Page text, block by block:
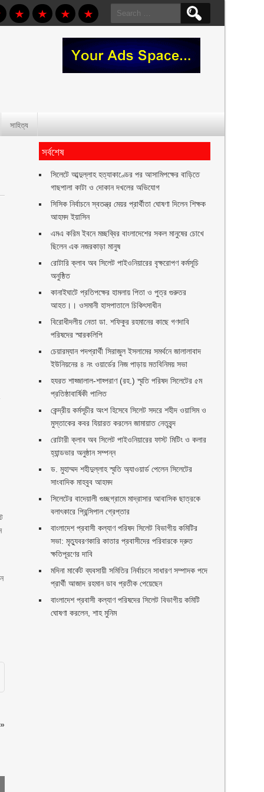
Search
for:
সাহিত্য
সর্বশেষ
সিলেটে আব্দুল্লাহ হত্যাকাণ্ডের পর আসামিপক্ষের বাড়িতে
গাছপালা কাটা ও দোকান দখলের অভিযোগ
সিসিক নির্বাচনে স্বতন্ত্র মেয়র প্রার্থীতা ঘোষণা দিলেন শিক্ষক
আহমদ ইয়াসিন
এমএ করিম ইবনে মচ্ছব্বির বাংলাদেশের সকল মানুষের চোখে
ছিলেন এক নজরকাড়া মানুষ ‎
রোটারি ক্লাব অব সিলেট পাইওনিয়ারের বৃক্ষরোপণ কর্মসূচি
অনুষ্ঠিত
কানাইঘাটে প্রতিপক্ষের হামলায় পিতা ও পুত্র গুরুতর
আহত।। ওসমানী হাসপাতালে চিকিৎসাধীন
বিরোধীদলীয় নেতা ডা. শফিকুর রহমানের কাছে গণদাবি
পরিষদের স্মারকলিপি ‎
চেয়ারম্যান পদপ্রার্থী সিরাজুল ইসলামের সমর্থনে জালালাবাদ
ইউনিয়নের ৪ নং ওয়ার্ডের নিজ পাড়ায় মতবিনিময় সভা
হযরত শাহ্জালাল-শাহ্পরাণ (রহ.) স্মৃতি পরিষদ সিলেটের ৫ম
প্রতিষ্ঠাবার্ষিকী পালিত ‎​
কেন্দ্রীয় কর্মসূচীর অংশ হিসেবে সিলেট সদরে শহীদ ওয়াসিম ও
মুস্তাকের কবর যিয়ারত করলেন জামায়াত নেতৃবৃন্দ ‎
রোটারী ক্লাব অব সিলেট পাইওনিয়ারের ফাস্ট মিটিং ও কলার
হ্যান্ডভার অনুষ্ঠান সম্পন্ন
ড. মুহাম্মদ শহীদুল্লাহ স্মৃতি অ্যাওয়ার্ড পেলেন সিলেটের
সাংবাদিক মাহবুব আহমদ
সিলেটের বাদেয়ালী গুচ্ছগ্রামে মাদ্রাসার আবাসিক ছাত্রকে
বলাৎকারে প্রিন্সিপাল গ্রেপ্তার ‎
বাংলাদেশ প্রবাসী কল্যাণ পরিষদ সিলেট বিভাগীয় কমিটির
সভা: মৃত্যুবরণকারি কাতার প্রবাসীদের পরিবারকে দ্রুত
ক্ষতিপূরণের দাবি
মদিনা মার্কেট ব্যবসায়ী সমিতির নির্বাচনে সাধারণ সম্পাদক পদে
প্রার্থী আজাদ রহমান ডাব প্রতীক পেয়েছেন ‎
‎বাংলাদেশ প্রবাসী কল্যাণ পরিষদের সিলেট বিভাগীয় কমিটি
ঘোষণা করলেন, শাহ মুনিম